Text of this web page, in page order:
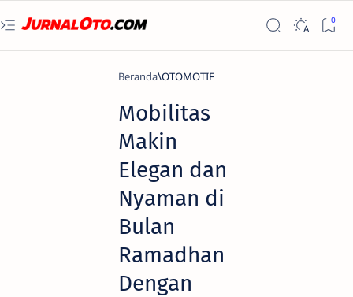
Beranda OTOMOTIF
Mobilitas
Makin
Elegan dan
Nyaman di
Bulan
Ramadhan
Dengan